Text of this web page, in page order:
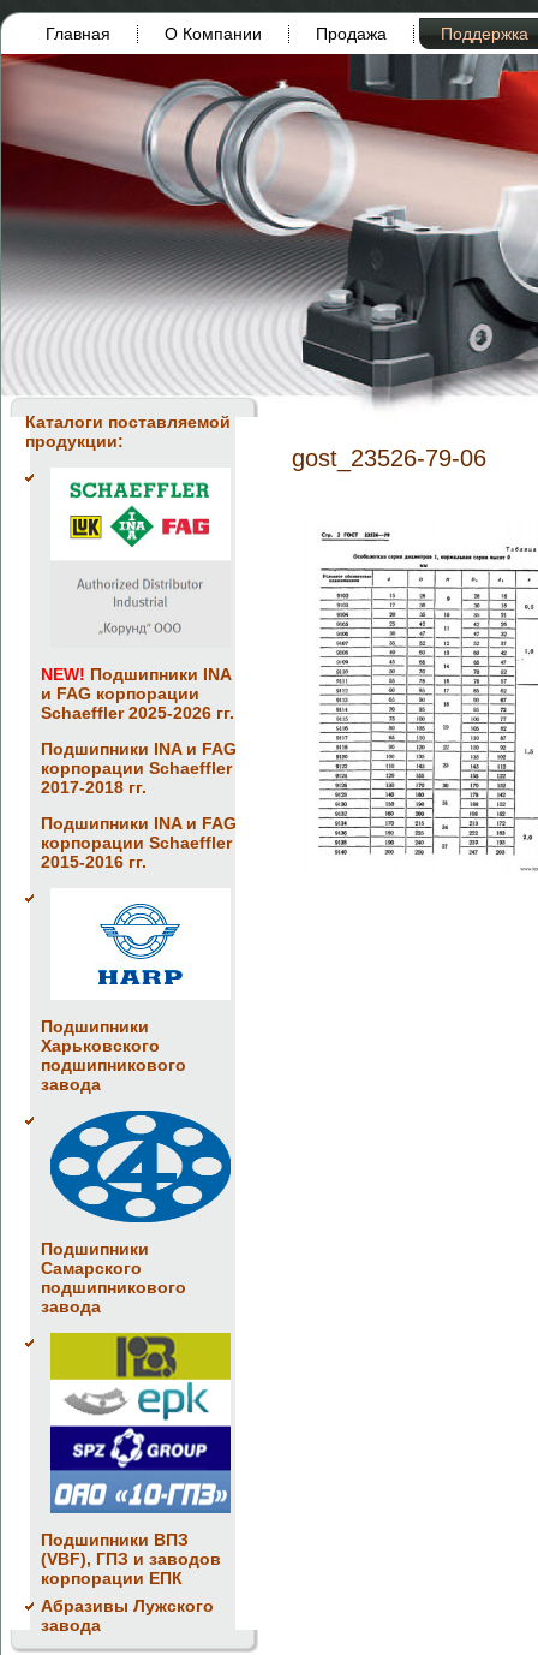
Главная О Компании Продажа Поддержка
Каталоги поставляемой
продукции:
NEW! Подшипники INA
и FAG корпорации
Schaeffler 2025-2026 гг.
Подшипники INA и FAG
корпорации Schaeffler
2017-2018 гг.
Подшипники INA и FAG
корпорации Schaeffler
2015-2016 гг.
Подшипники
Харьковского
подшипникового
завода
Подшипники
Самарского
подшипникового
завода
Подшипники ВПЗ
(VBF), ГПЗ и заводов
корпорации ЕПК
Абразивы Лужского
завода
gost_23526-79-06